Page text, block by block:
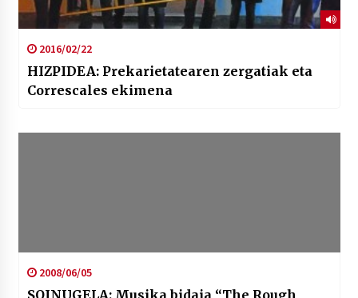
2016/02/22
HIZPIDEA: Prekarietatearen zergatiak eta
Correscales ekimena
2008/06/05
SOINUGELA: Musika bidaia “The Rough